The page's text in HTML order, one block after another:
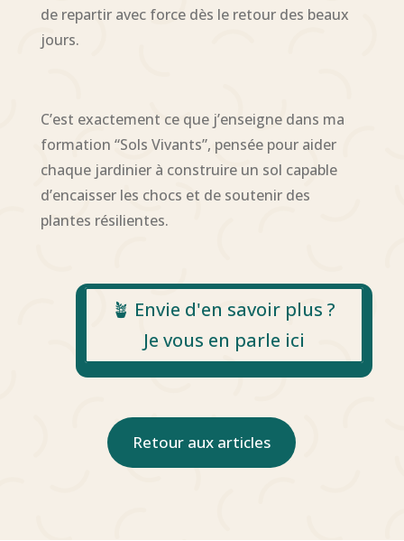
de repartir avec force dès le retour des beaux
jours.
C’est exactement ce que j’enseigne dans ma
formation “Sols Vivants”, pensée pour aider
chaque jardinier à construire un sol capable
d’encaisser les chocs et de soutenir des
plantes résilientes.
🪴 Envie d'en savoir plus ?
Je vous en parle ici
Retour aux articles